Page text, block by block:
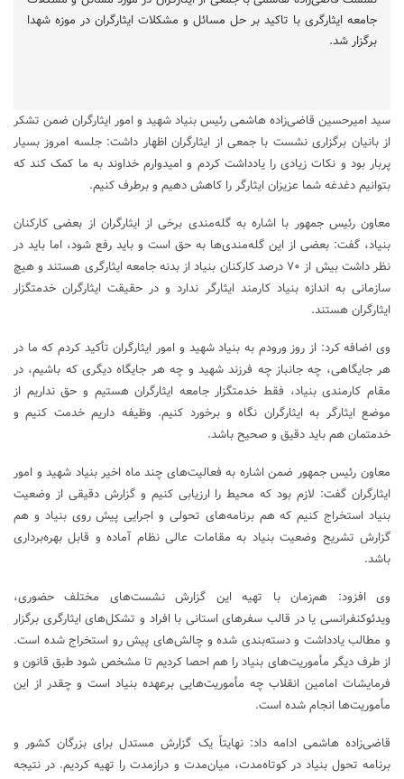
جامعه ایثارگری با تاکید بر حل مسائل و مشکلات ایثارگران در موزه شهدا
برگزار شد.
سید امیرحسین قاضی‌زاده هاشمی رئیس بنیاد شهید و امور ایثارگران ضمن تشکر
از بانیان برگزاری نشست با جمعی از ایثارگران اظهار داشت: جلسه امروز بسیار
پربار بود و نکات زیادی را یادداشت کردم و امیدوارم خداوند به ما کمک کند که
بتوانیم دغدغه شما عزیزان ایثارگر را کاهش دهیم و برطرف کنیم.
معاون رئیس جمهور با اشاره به گله‌مندی برخی از ایثارگران از بعضی کارکنان
بنیاد، گفت: بعضی از این گله‌مندی‌ها به حق است و باید رفع شود، اما باید در
نظر داشت بیش از ۷۰ درصد کارکنان بنیاد از بدنه جامعه ایثارگری هستند و هیچ
سازمانی به اندازه بنیاد کارمند ایثارگر ندارد و در حقیقت ایثارگران خدمتگزار
ایثارگران هستند.
وی اضافه کرد: از روز ورودم به بنیاد شهید و امور ایثارگران تأکید کردم که ما در
هر جایگاهی، چه جانباز چه فرزند شهید و چه هر جایگاه دیگری که باشیم، در
مقام کارمندی بنیاد، فقط خدمتگزار جامعه ایثارگران هستیم و حق نداریم از
موضع ایثارگر به ایثارگران نگاه و برخورد کنیم. وظیفه داریم خدمت کنیم و
خدمتمان هم باید دقیق و صحیح باشد.
معاون رئیس جمهور ضمن اشاره به فعالیت‌های چند ماه اخیر بنیاد شهید و امور
ایثارگران گفت: لازم بود که محیط را ارزیابی کنیم و گزارش دقیقی از وضعیت
بنیاد استخراج کنیم که هم برنامه‌های تحولی و اجرایی پیش روی بنیاد و هم
گزارش تشریح وضعیت بنیاد به مقامات عالی نظام آماده و قابل بهره‌برداری
باشد.
وی افزود: هم‌زمان با تهیه این گزارش نشست‌های مختلف حضوری،
ویدئوکنفرانسی یا در قالب سفر‌های استانی با افراد و تشکل‌های ایثارگری برگزار
و مطالب یادداشت و دسته‌بندی شده و چالش‌های پیش رو استخراج شده است.
از طرف دیگر مأموریت‌های بنیاد را هم احصا کردیم تا مشخص شود طبق قانون و
فرمایشات امامین انقلاب چه مأموریت‌هایی برعهده بنیاد است و چقدر از این
مأموریت‌ها انجام شده است.
قاضی‌زاده هاشمی ادامه داد: نهایتاً یک گزارش مستدل برای بزرگان کشور و
برنامه تحول بنیاد در کوتاه‌مدت، میان‌مدت و درازمدت را تهیه کردیم. در نتیجه